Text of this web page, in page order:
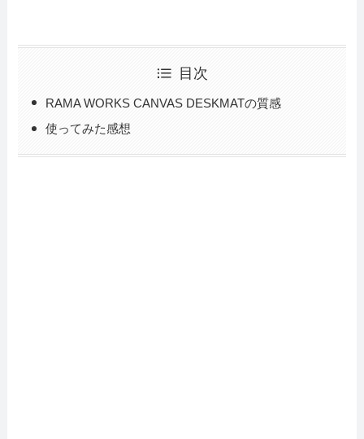
目次
RAMA WORKS CANVAS DESKMATの質感
使ってみた感想